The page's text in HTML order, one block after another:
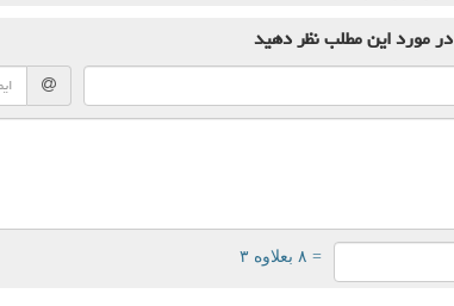
در مورد این مطلبنظر دهید
= ۸ بعلاوه ۳